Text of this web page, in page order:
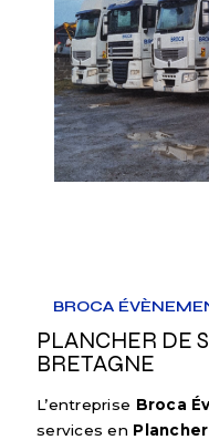
BROCA
PLANCHER DE SCÈNE ULMA À
BRETAGNE
L’entreprise Broca
services en